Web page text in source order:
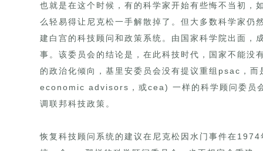
也就是在这个时候，有的科学家开始有些悔不当初，
么轻易得让尼克松一手解散掉了。但大多数科学家仍
建白宫的科技顾问和政策系统。由国家科学院出面，
事。该委员会的结论是，在此科技时代，国家不能
的政治化倾向，基里安委员会没有提议重组psac，
economic advisors，或cea) 一样的科学顾问委员
调联邦科技政策。
恢复科技顾问系统的建议在尼克松因水门事件在